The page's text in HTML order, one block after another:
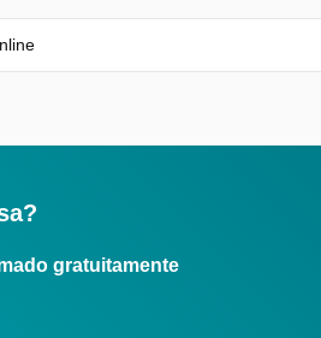
gratuitamente